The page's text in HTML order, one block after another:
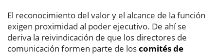
El reconocimiento del valor y el alcance de la función
exigen proximidad al poder ejecutivo. De ahí se
deriva la reivindicación de que los directores de
comunicación formen parte de loscomités de